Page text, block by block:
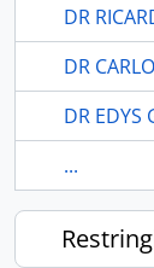
DR EDYS
...